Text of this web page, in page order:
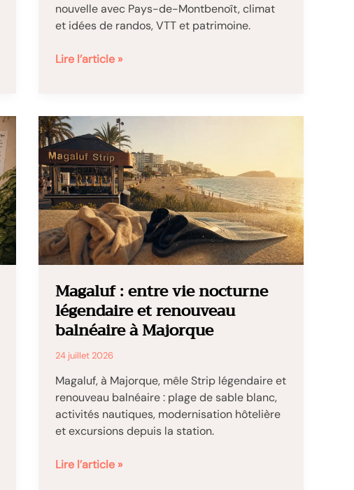
nouvelle avec Pays-de-Montbenoît, climat
et idées de randos, VTT et patrimoine.
La
Haut-
Doubs
:
altitude
de
870
mètres,
commune
nouvelle
séjour
nature
près
la
Suisse
Lire l’article »
Magaluf : entre vie nocturne
légendaire et renouveau
balnéaire à Majorque
24 juillet 2026
Magaluf, à Majorque, mêle Strip légendaire et
renouveau balnéaire : plage de sable blanc,
activités nautiques, modernisation hôtelière
et excursions depuis la station.
Magaluf
Lire l’article »